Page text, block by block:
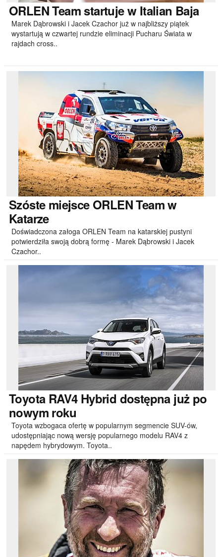
ORLENTeam startuje w Italian Baja
Marek Dąbrowski i Jacek Czachor już w najbliższy piątek
wystartują w czwartej rundzie eliminacji Pucharu Świata w
rajdach cross..
Szóstemiejsce ORLEN Team w
Katarze
Doświadczona załoga ORLEN Team na katarskiej pustyni
potwierdziła swoją dobrą formę - Marek Dąbrowski i Jacek
Czachor..
ToyotaRAV4 Hybrid dostępna już po
nowym roku
Toyota wzbogaca ofertę w popularnym segmencie SUV-ów,
udostępniając nową wersję popularnego modelu RAV4 z
napędem hybrydowym. Toyota..